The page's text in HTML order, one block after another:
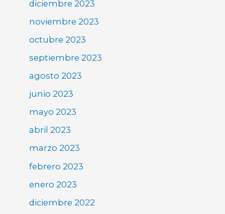
diciembre 2023
noviembre 2023
octubre 2023
septiembre 2023
agosto 2023
junio 2023
mayo 2023
abril 2023
marzo 2023
febrero 2023
enero 2023
diciembre 2022